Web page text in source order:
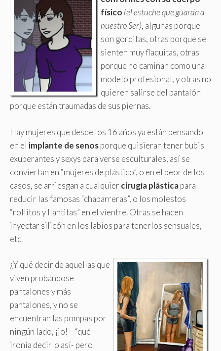
físico (el estuche que guarda a
nuestro Ser), algunas porque
son gorditas, otras porque se
sienten muy flaquitas, otras
porque no caminan como una
modelo profesional, y otras no
quieren salirse del pantalón
porque están traumadas de sus piernas.
Hay mujeres que desde los 16 años ya están pensando
en el implante de senosporque quisieran tener bubis
exuberantes y sexys para verse esculturales, así se
conviertan en “mujeres de plástico”, o en el peor de los
casos, se arriesgan a cualquier cirugía plásticapara
reducir las famosas “chaparreras”, o los molestos
“rollitos y llantitas” en el vientre. Otras se hacen
inyectar silicón en los labios para tenerlos sensuales,
etc.
¿Y qué decir de aquellas que
viven probándose
pantalones y más
pantalones, y no se
encuentran las pompas por
ningún lado, ¡jo! —“qué
ironía decirlo así- pero